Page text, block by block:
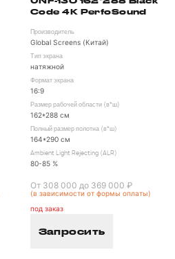
Code 4K PerfoSound
Производитель
Global Screens (Китай)
Тип экрана
натяжной
Формат экрана
16:9
Размер рабочей области (в*ш)
162*288 см
Полный размер полотна (в*ш)
164*290 см
Ambient Light Rejecting (ALR)
80-85 %
От 308 000 до 369 000 ₽
(в зависимости от формы оплаты)
под заказ
Запросить